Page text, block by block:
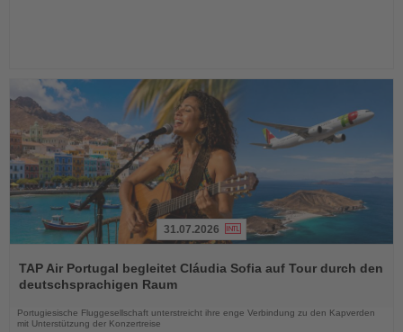
Sie
die
31.07.2026
TAP Air Portugal begleitet Cláudia Sofia auf Tour durch den
deutschsprachigen Raum
Portugiesische Fluggesellschaft unterstreicht ihre enge Verbindung zu den Kapverden
mit Unterstützung der Konzertreise